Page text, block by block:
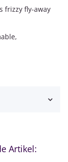
frizzy fly-away
Artikel: